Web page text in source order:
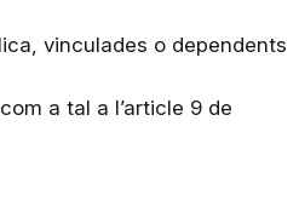
vinculades o dependents
a tal a l’article 9 de